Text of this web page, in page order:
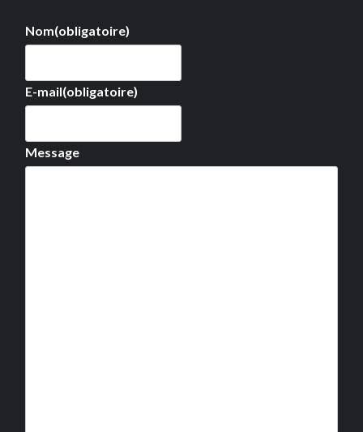
Nom(obligatoire)
E-mail(obligatoire)
Message